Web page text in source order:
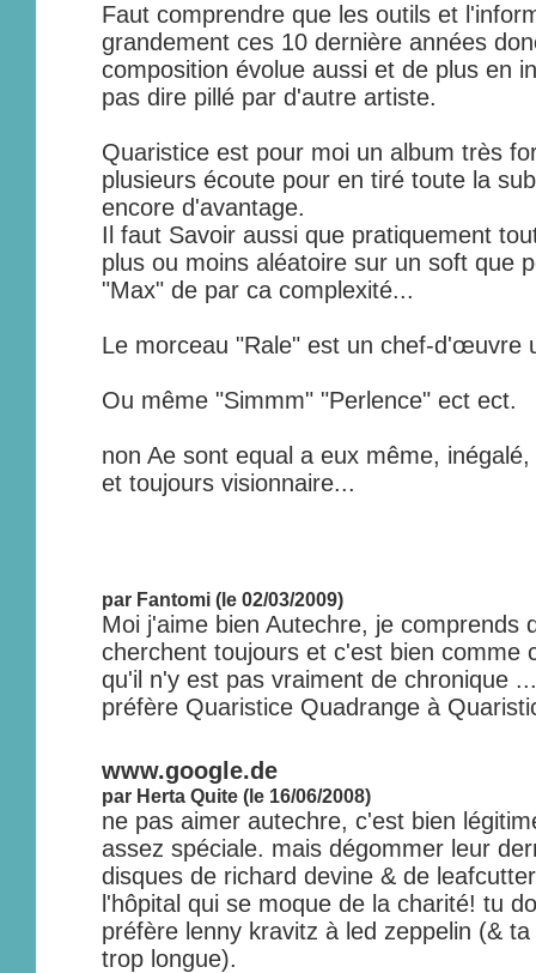
Faut comprendre que les outils et
grandement ces 10 dernière années
composition évolue aussi et de plus en
pas dire pillé par d'autre artiste.
Quaristice est pour moi un album très
plusieurs écoute pour en tiré toute la
encore d'avantage.
Il faut Savoir aussi que pratiquement
plus ou moins aléatoire sur un soft que
"Max" de par ca complexité...
Le morceau "Rale" est un chef-d'œuvre
Ou même "Simmm" "Perlence" ect ect.
non Ae sont equal a eux même,
et toujours visionnaire...
par Fantomi (le 02/03/2009)
Moi j'aime bien Autechre, je comprends
cherchent toujours et c'est bien comme
qu'il n'y est pas vraiment de chronique
préfère Quaristice Quadrange à
www.google.de
par Herta Quite (le 16/06/2008)
ne pas aimer autechre, c'est bien
assez spéciale. mais dégommer leur
disques de richard devine & de
l'hôpital qui se moque de la charité! tu
préfère lenny kravitz à led zeppelin (&
trop longue).